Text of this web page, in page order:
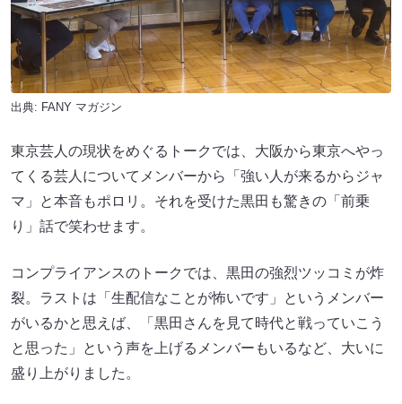
出典: FANY マガジン
東京芸人の現状をめぐるトークでは、大阪から東京へやっ
てくる芸人についてメンバーから「強い人が来るからジャ
マ」と本音もポロリ。それを受けた黒田も驚きの「前乗
り」話で笑わせます。
コンプライアンスのトークでは、黒田の強烈ツッコミが炸
裂。ラストは「生配信なことが怖いです」というメンバー
がいるかと思えば、「黒田さんを見て時代と戦っていこう
と思った」という声を上げるメンバーもいるなど、大いに
盛り上がりました。